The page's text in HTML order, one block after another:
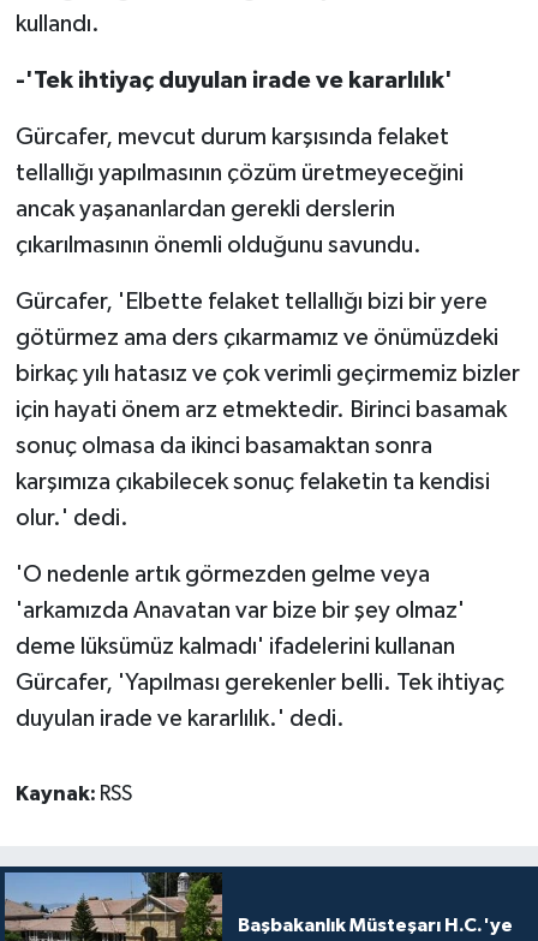
kullandı.
-'Tek ihtiyaç duyulan irade ve kararlılık'
Gürcafer, mevcut durum karşısında felaket
tellallığı yapılmasının çözüm üretmeyeceğini
ancak yaşananlardan gerekli derslerin
çıkarılmasının önemli olduğunu savundu.
Gürcafer, 'Elbette felaket tellallığı bizi bir yere
götürmez ama ders çıkarmamız ve önümüzdeki
birkaç yılı hatasız ve çok verimli geçirmemiz bizler
için hayati önem arz etmektedir. Birinci basamak
sonuç olmasa da ikinci basamaktan sonra
karşımıza çıkabilecek sonuç felaketin ta kendisi
olur.' dedi.
'O nedenle artık görmezden gelme veya
'arkamızda Anavatan var bize bir şey olmaz'
deme lüksümüz kalmadı' ifadelerini kullanan
Gürcafer, 'Yapılması gerekenler belli. Tek ihtiyaç
duyulan irade ve kararlılık.' dedi.
Kaynak: RSS
Başbakanlık Müsteşarı H.C.'ye